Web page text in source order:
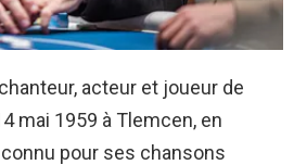
acteur et joueur de
mai 1959 à Tlemcen, en
pour ses chansons